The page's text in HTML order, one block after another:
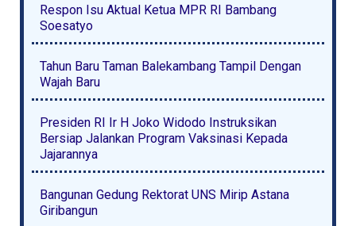
Respon Isu Aktual Ketua MPR RI Bambang
Soesatyo
Tahun Baru Taman Balekambang Tampil Dengan
Wajah Baru
Presiden RI Ir H Joko Widodo Instruksikan
Bersiap Jalankan Program Vaksinasi Kepada
Jajarannya
Bangunan Gedung Rektorat UNS Mirip Astana
Giribangun